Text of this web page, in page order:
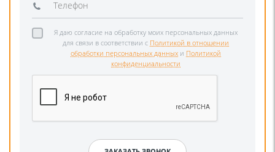
Я даю согласие на обработку моих персональных данных
для связи в соответствии с Политикой в отношении
обработки персональных данных и Политикой
конфиденциальности